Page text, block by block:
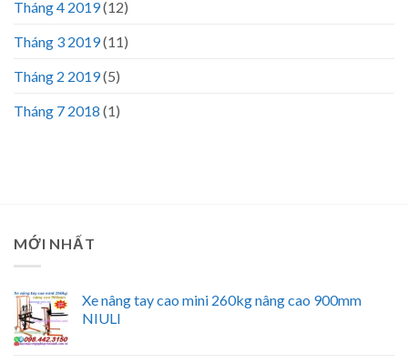
Tháng 4 2019(12)
Tháng 3 2019(11)
Tháng 2 2019(5)
Tháng 7 2018 (1)
MỚI NHẤT
Xe nâng tay cao mini 260kg nâng cao 900mm
NIULI